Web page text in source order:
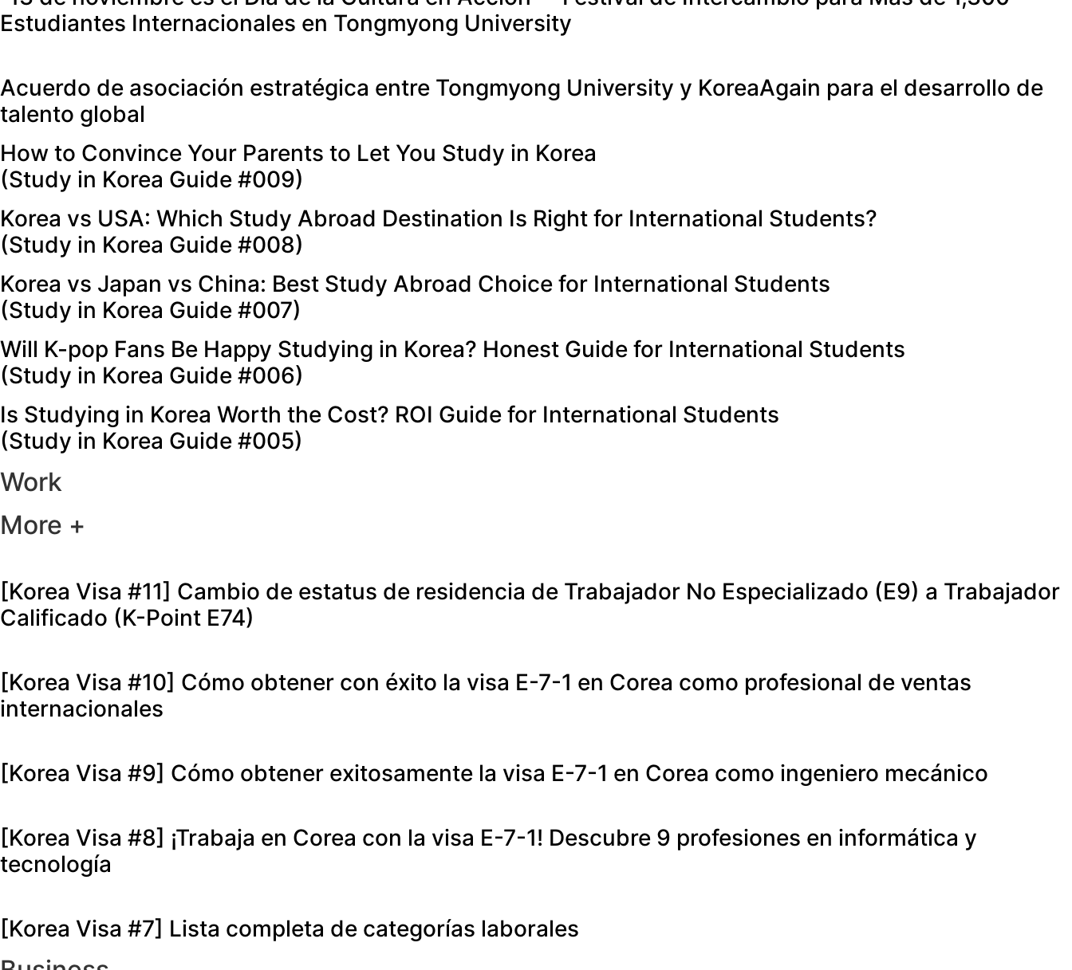
Estudiantes Internacionales en Tongmyong University
Acuerdo de asociación estratégica entre Tongmyong University y KoreaAgain para el desarrollo de
talento global
How to Convince Your Parents to Let You Study in Korea
(Study in Korea Guide #009)
Korea vs USA: Which Study Abroad Destination Is Right for International Students?
(Study in Korea Guide #008)
Korea vs Japan vs China: Best Study Abroad Choice for International Students
(Study in Korea Guide #007)
Will K-pop Fans Be Happy Studying in Korea? Honest Guide for International Students
(Study in Korea Guide #006)
Is Studying in Korea Worth the Cost? ROI Guide for International Students
(Study in Korea Guide #005)
Work
More +
[Korea Visa #11] Cambio de estatus de residencia de Trabajador No Especializado (E9) a Trabajador
Calificado (K-Point E74)
[Korea Visa #10] Cómo obtener con éxito la visa E-7-1 en Corea como profesional de ventas
internacionales
[Korea Visa #9] Cómo obtener exitosamente la visa E-7-1 en Corea como ingeniero mecánico
[Korea Visa #8] ¡Trabaja en Corea con la visa E-7-1! Descubre 9 profesiones en informática y
tecnología
[Korea Visa #7] Lista completa de categorías laborales